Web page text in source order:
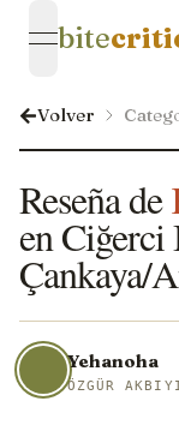
open
bite
Volver
Reseña de
en Ciğerci
Çankaya/
Yehanoha
ÖZGÜR